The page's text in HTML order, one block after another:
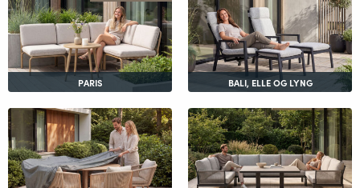
PARIS BALI, ELLE OG LYNG